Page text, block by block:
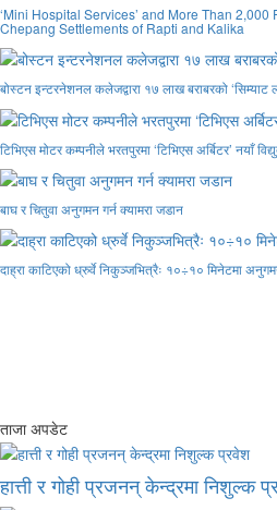
‘Mini Hospital Services’ and More Than
Chepang Settlements of Rapti and Kalika
बोस्टन इन्टरनेशनल कलेजद्वारा १७ लाख बराबरको ‘सिम्याट
टिभिएस मोटर कम्पनीले भरतपुरमा ‘टिभिएस अर्बिटर’ नयाँ
बाघ र चितुवा अनुगमन गर्न क्यामरा जडान
दाह्रा काटिएको ध्रुर्वे निकुञ्जभित्रैः १०÷१० मिनेटमा
ताजा अपडेट
हात्ती र गोही प्रजनन् केन्द्रमा निशुल्क